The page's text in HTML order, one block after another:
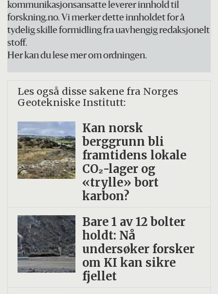
kommunikasjonsansatte leverer innhold til
forskning.no. Vi merker dette innholdet for å
tydelig skille formidling fra uavhengig redaksjonelt
stoff.
Her kan du lese mer om ordningen.
Les også disse sakene fra Norges
Geotekniske Institutt:
Kan norsk
berggrunn bli
framtidens lokale
CO₂-lager og
«trylle» bort
karbon?
Bare 1 av 12 bolter
holdt: Nå
undersøker forsker
om KI kan sikre
fjellet